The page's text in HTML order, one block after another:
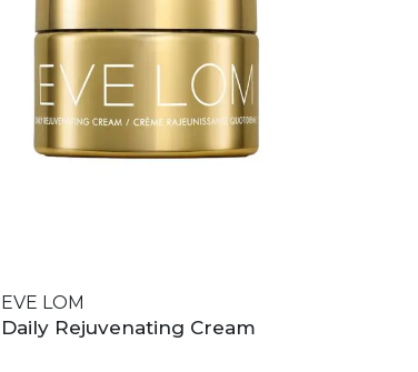
EVE LOM
Daily Rejuvenating Cream